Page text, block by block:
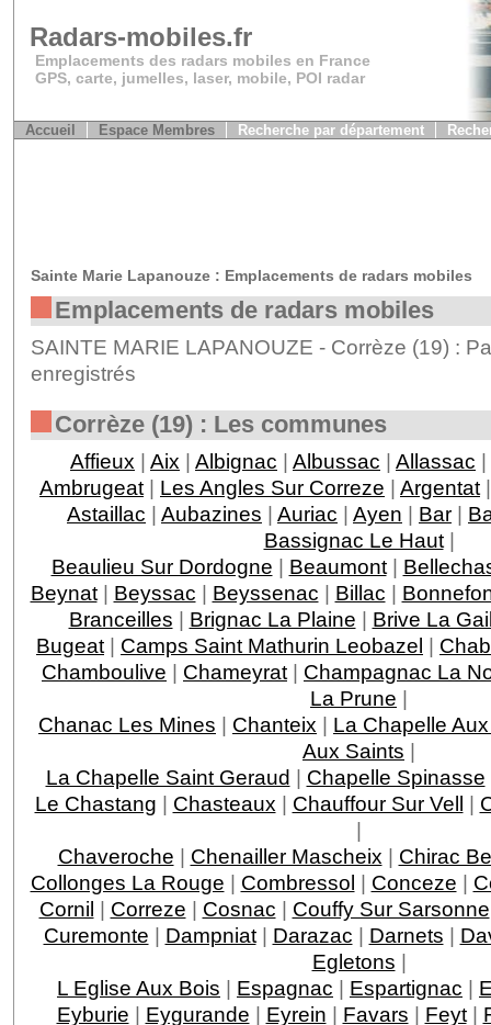
Radars-mobiles.fr
Emplacements des radars mobiles en France
GPS, carte, jumelles, laser, mobile, POI radar
Accueil Espace Membres Recherche par département
Sainte Marie Lapanouze : Emplacements de radars mobiles
Emplacements de radars mobiles
SAINTE MARIE LAPANOUZE - Corrèze (19) :
enregistrés
Corrèze (19) : Les communes
Affieux | Aix | Albignac | Albussac | Allassac |
Ambrugeat | Les Angles Sur Correze | Argentat
Astaillac | Aubazines | Auriac | Ayen | Bar |
Bassignac Le Haut|
Beaulieu Sur Dordogne | Beaumont|
Beynat| Beyssac | Beyssenac | Billac |
Branceilles | Brignac La Plaine | Brive La
Bugeat | Camps Saint Mathurin Leobazel |
Chamboulive | Chameyrat | Champagnac La
La Prune |
Chanac Les Mines | Chanteix | La Chapelle
Aux Saints |
La Chapelle Saint Geraud | Chapelle Spinasse
Le Chastang | Chasteaux | Chauffour Sur Vell |
|
Chaveroche | Chenailler Mascheix | Chirac
Collonges La Rouge | Combressol | Conceze |
Cornil | Correze | Cosnac | Couffy Sur Sarsonne
Curemonte | Dampniat| Darazac | Darnets |
Egletons |
L Eglise Aux Bois | Espagnac | Espartignac |
Eyburie | Eygurande | Eyrein | Favars | Feyt|